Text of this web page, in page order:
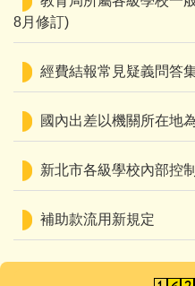
8月修訂)
經費結報常見疑義問答
國內出差以機關所在地
新北市各級學校內部控
補助款流用新規定